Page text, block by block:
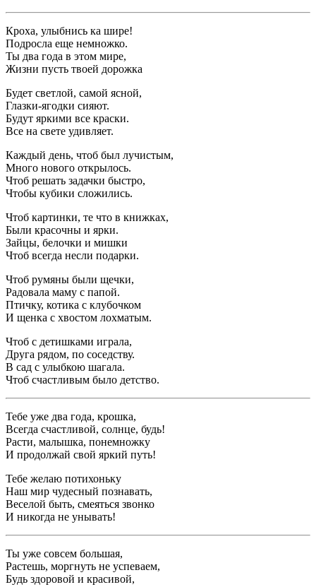
Кроха, улыбнись ка шире!
Подросла еще немножко.
Ты два года в этом мире,
Жизни пусть твоей дорожка
Будет светлой, самой ясной,
Глазки-ягодки сияют.
Будут яркими все краски.
Все на свете удивляет.
Каждый день, чтоб был лучистым,
Много нового открылось.
Чтоб решать задачки быстро,
Чтобы кубики сложились.
Чтоб картинки, те что в книжках,
Были красочны и ярки.
Зайцы, белочки и мишки
Чтоб всегда несли подарки.
Чтоб румяны были щечки,
Радовала маму с папой.
Птичку, котика с клубочком
И щенка с хвостом лохматым.
Чтоб с детишками играла,
Друга рядом, по соседству.
В сад с улыбкою шагала.
Чтоб счастливым было детство.
Тебе уже два года, крошка,
Всегда счастливой, солнце, будь!
Расти, малышка, понемножку
И продолжай свой яркий путь!
Тебе желаю потихоньку
Наш мир чудесный познавать,
Веселой быть, смеяться звонко
И никогда не унывать!
Ты уже совсем большая,
Растешь, моргнуть не успеваем,
Будь здоровой и красивой,